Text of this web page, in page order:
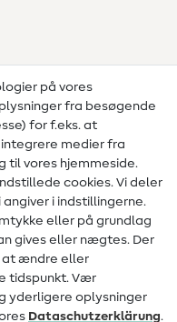
på vores
fra besøgende
for f.eks. at
medier fra
til vores hjemmeside.
cookies. Vi deler
i indstillingerne.
eller på grundlag
gives eller nægtes. Der
at ændre eller
tidspunkt. Vær
yderligere oplysninger
Data­schutz­erklärung.